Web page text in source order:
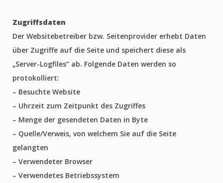
Zugriffsdaten
Der Websitebetreiber bzw. Seitenprovider erhebt Daten
über Zugriffe auf die Seite und speichert diese als
„Server-Logfiles“ ab. Folgende Daten werden so
protokolliert:
– Besuchte Website
– Uhrzeit zum Zeitpunkt des Zugriffes
– Menge der gesendeten Daten in Byte
– Quelle/Verweis, von welchem Sie auf die Seite
gelangten
– Verwendeter Browser
– Verwendetes Betriebssystem